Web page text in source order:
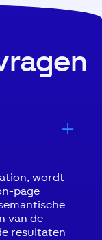
wordt
page
van de
resultaten